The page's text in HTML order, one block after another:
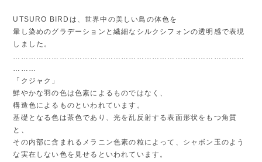
UTSURO BIRDは、世界中の美しい鳥の体色を
暈し染めのグラデーションと繊細なシルクシフォンの透明感で表現
しました。
………………………………………………………………………………
………
「クジャク」
鮮やかな羽の色は色素によるものではなく、
構造色によるものといわれています。
基礎となる色は茶色であり、光を乱反射する表面形状をもつ角質
と、
その内部に含まれるメラニン色素の粒によって、シャボン玉のよう
な実在しない色を見せるといわれています。